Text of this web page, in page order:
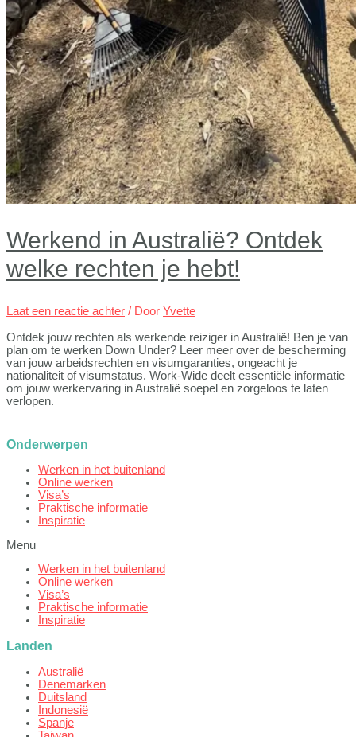
Werkend in Australië? Ontdek
welke rechten je hebt!
Laat een reactie achter / Door Yvette
Ontdek jouw rechten als werkende reiziger in Australië! Ben je van
plan om te werken Down Under? Leer meer over de bescherming
van jouw arbeidsrechten en visumgaranties, ongeacht je
nationaliteit of visumstatus. Work-Wide deelt essentiële informatie
om jouw werkervaring in Australië soepel en zorgeloos te laten
verlopen.
Onderwerpen
Werken in het buitenland
Online werken
Visa’s
Praktische informatie
Inspiratie
Menu
Werken in het buitenland
Online werken
Visa’s
Praktische informatie
Inspiratie
Landen
Australië
Denemarken
Duitsland
Indonesië
Spanje